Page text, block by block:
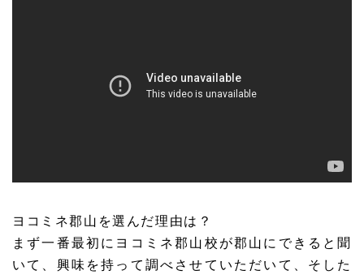
ヨコミネ郡山を選んだ理由は？
まず一番最初にヨコミネ郡山校が郡山にできると聞
いて、興味を持って調べさせていただいて、そした